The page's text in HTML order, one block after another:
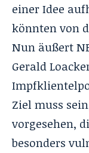
einer Idee
könnten von
Nun äußert
Gerald
Ziel muss
vorgesehen,
besonders